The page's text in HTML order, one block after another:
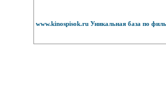
www.kinospisok.ru Уникальная база по